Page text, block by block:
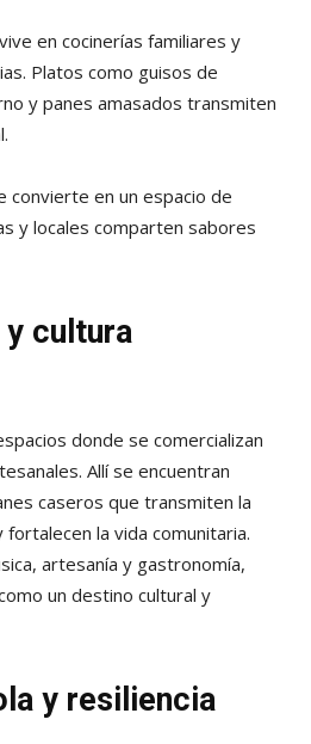
en cocinerías familiares y
Platos como guisos de
y panes amasados transmiten
convierte en un espacio de
y locales comparten sabores
y cultura
donde se comercializan
Allí se encuentran
caseros que transmiten la
la vida comunitaria.
artesanía y gastronomía,
un destino cultural y
y resiliencia